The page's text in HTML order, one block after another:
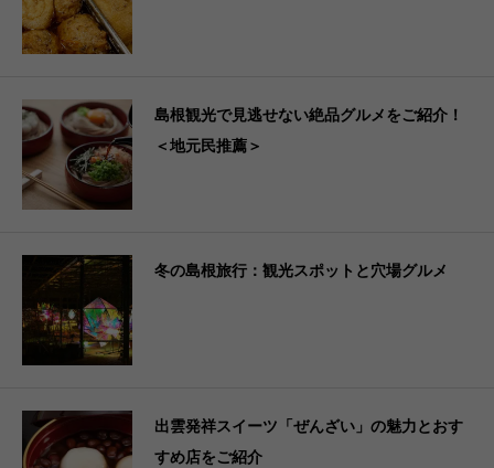
島根観光で見逃せない絶品グルメをご紹介！
＜地元民推薦＞
冬の島根旅行：観光スポットと穴場グルメ
出雲発祥スイーツ「ぜんざい」の魅力とおす
すめ店をご紹介